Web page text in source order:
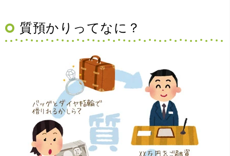
（大阪府豊中市）買取査定の流れがとても丁寧でお話がし
やすくとても良い時間になりました!!満足出来る買取です。
質預かりってなに？